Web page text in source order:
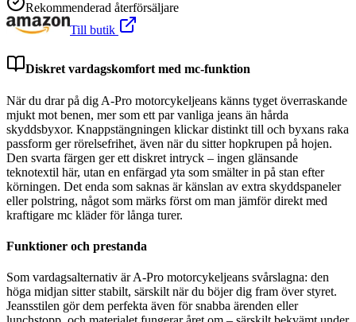
Rekommenderad återförsäljare
Till butik
Diskret vardagskomfort med mc-funktion
När du drar på dig A-Pro motorcykeljeans känns tyget överraskande
mjukt mot benen, mer som ett par vanliga jeans än hårda
skyddsbyxor. Knappstängningen klickar distinkt till och byxans raka
passform ger rörelsefrihet, även när du sitter hopkrupen på hojen.
Den svarta färgen ger ett diskret intryck – ingen glänsande
teknotextil här, utan en enfärgad yta som smälter in på stan efter
körningen. Det enda som saknas är känslan av extra skyddspaneler
eller polstring, något som märks först om man jämför direkt med
kraftigare mc kläder för långa turer.
Funktioner och prestanda
Som vardagsalternativ är A-Pro motorcykeljeans svårslagna: den
höga midjan sitter stabilt, särskilt när du böjer dig fram över styret.
Jeansstilen gör dem perfekta även för snabba ärenden eller